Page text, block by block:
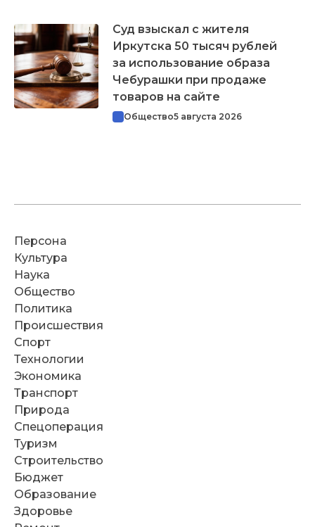
Суд взыскал с жителя
Иркутска 50 тысяч рублей
за использование образа
Чебурашки при продаже
товаров на сайте
Общество5 августа 2026
Персона
Культура
Наука
Общество
Политика
Происшествия
Спорт
Технологии
Экономика
Транспорт
Природа
Спецоперация
Туризм
Строительство
Бюджет
Образование
Здоровье